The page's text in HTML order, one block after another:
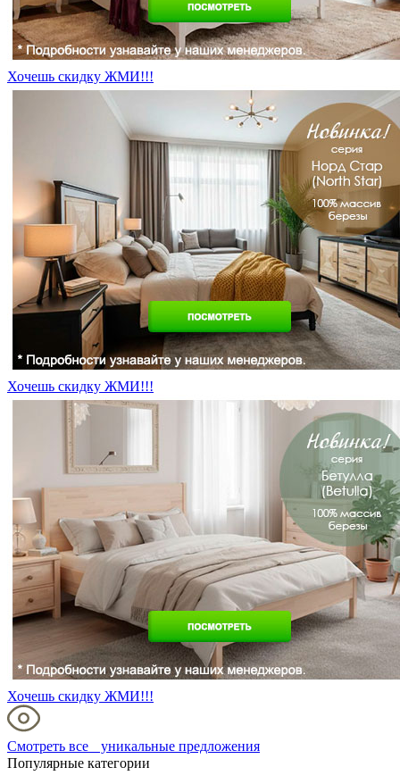
Хочешь скидку ЖМИ!!!
Хочешь скидку ЖМИ!!!
Хочешь скидку ЖМИ!!!
Смотреть все уникальные предложения
Популярные категории